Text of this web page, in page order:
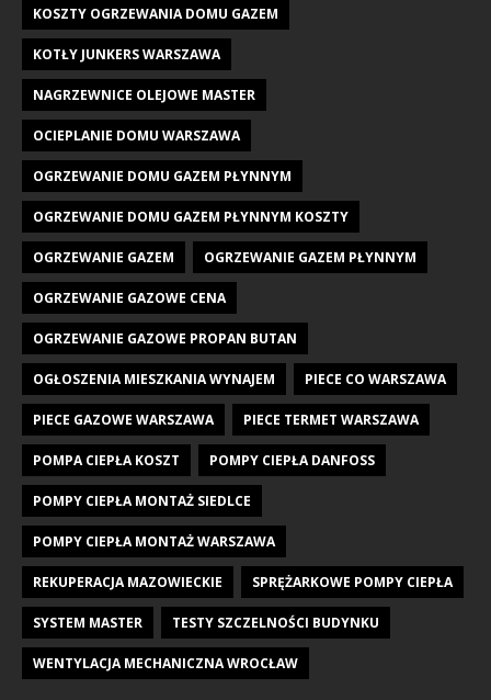
KOSZTY OGRZEWANIA DOMU GAZEM
KOTŁY JUNKERS WARSZAWA
NAGRZEWNICE OLEJOWE MASTER
OCIEPLANIE DOMU WARSZAWA
OGRZEWANIE DOMU GAZEM PŁYNNYM
OGRZEWANIE DOMU GAZEM PŁYNNYM KOSZTY
OGRZEWANIE GAZEM OGRZEWANIE GAZEM PŁYNNYM
OGRZEWANIE GAZOWE CENA
OGRZEWANIE GAZOWE PROPAN BUTAN
OGŁOSZENIA MIESZKANIA WYNAJEM PIECE CO WARSZAWA
PIECE GAZOWE WARSZAWA PIECE TERMET WARSZAWA
POMPA CIEPŁA KOSZT POMPY CIEPŁA DANFOSS
POMPY CIEPŁA MONTAŻ SIEDLCE
POMPY CIEPŁA MONTAŻ WARSZAWA
REKUPERACJA MAZOWIECKIE SPRĘŻARKOWE POMPY CIEPŁA
SYSTEM MASTER TESTY SZCZELNOŚCI BUDYNKU
WENTYLACJA MECHANICZNA WROCŁAW